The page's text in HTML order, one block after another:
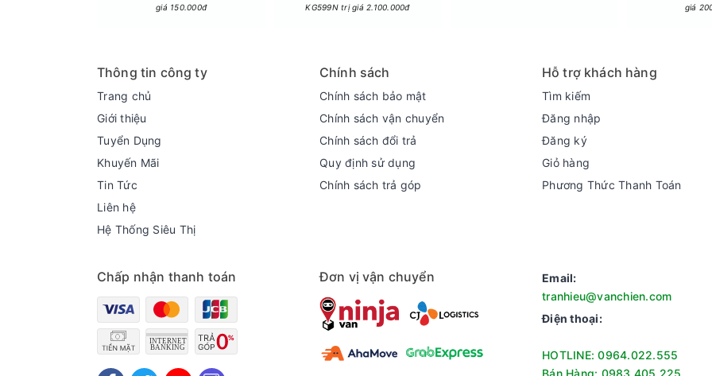
Tủ có khóa an toàn
Tủ có khóa an toàn là một tính năng quan trọng giúp bảo vệ và đảm bảo an toàn cho các vật dụng và sản phẩm
chặn trẻ em hoặc những người không được phép tiếp cận khỏi mở tủ và tiếp cận những vật dụng bên trong.
giá 150.000đ
KG599N trị giá 2.100.000đ
giá
Thông tin công ty
Trang chủ
Giới thiệu
Tuyển Dụng
Khuyến Mãi
Tin Tức
Liên hệ
Hệ Thống Siêu Thị
Chính sách
Chính sách bảo mật
Chính sách vận chuyển
Chính sách đổi trả
Quy định sử dụng
Chính sách trả góp
Hỗ trợ khách hàng
Tìm kiếm
Đăng nhập
Đăng ký
Giỏ hàng
Phương Thức Thanh Toán
Chấp nhận thanh toán Đơn vị vận chuyển
Email:
tranhieu@vanchien.com
Điện thoại:
HOTLINE: 0964.022.555
Bán Hàng: 0983.405.225